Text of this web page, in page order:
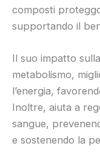
composti
supportando il
Il suo impatto
metabolismo,
l’energia,
Inoltre, aiuta a
sangue,
e sostenendo la